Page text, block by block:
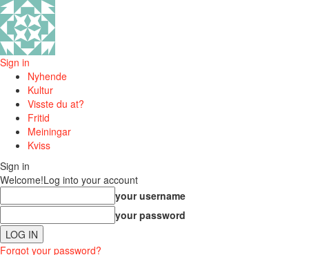
Sign in
Nyhende
Kultur
Visste du at?
Fritid
Meiningar
Kviss
Sign in
Welcome!Log into your account
your username
your password
Forgot your password?